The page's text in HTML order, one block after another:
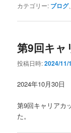
カテゴリー: ブログ、
第9回キャ
投稿日時:2024/11/
2024年10月30日
第9回キャリアカ
た。